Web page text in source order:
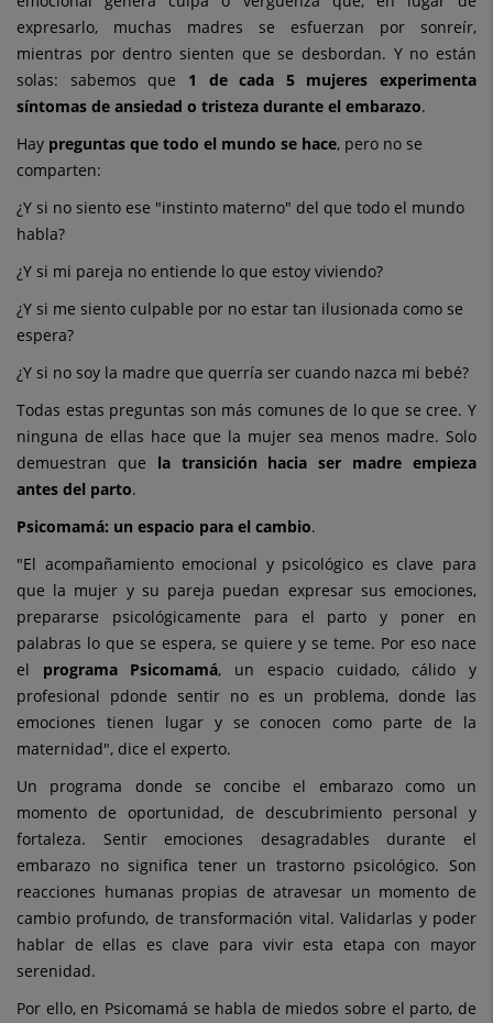
expresarlo, muchas madres se esfuerzan por sonreír,
mientras por dentro sienten que se desbordan. Y no están
solas: sabemos que 1 de cada 5 mujeres experimenta
síntomas de ansiedad o tristeza durante el embarazo.
Hay preguntas que todo el mundo se hace, pero no se
comparten:
¿Y si no siento ese "instinto materno" del que todo el mundo
habla?
¿Y si mi pareja no entiende lo que estoy viviendo?
¿Y si me siento culpable por no estar tan ilusionada como se
espera?
¿Y si no soy la madre que querría ser cuando nazca mi bebé?
Todas estas preguntas son más comunes de lo que se cree. Y
ninguna de ellas hace que la mujer sea menos madre. Solo
demuestran que la transición hacia ser madre empieza
antes del parto.
Psicomamá: un espacio para el cambio.
"El acompañamiento emocional y psicológico es clave para
que la mujer y su pareja puedan expresar sus emociones,
prepararse psicológicamente para el parto y poner en
palabras lo que se espera, se quiere y se teme. Por eso nace
el programa Psicomamá, un espacio cuidado, cálido y
profesional pdonde sentir no es un problema, donde las
emociones tienen lugar y se conocen como parte de la
maternidad", dice el experto.
Un programa donde se concibe el embarazo como un
momento de oportunidad, de descubrimiento personal y
fortaleza. Sentir emociones desagradables durante el
embarazo no significa tener un trastorno psicológico. Son
reacciones humanas propias de atravesar un momento de
cambio profundo, de transformación vital. Validarlas y poder
hablar de ellas es clave para vivir esta etapa con mayor
serenidad.
Por ello, en Psicomamá se habla de miedos sobre el parto, de